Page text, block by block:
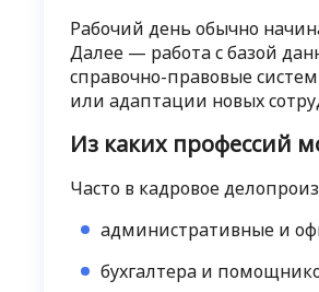
Рабочий день обычно
Далее — работа с базой
справочно-правовые
или адаптации новых
Из каких профессий
Часто в кадровое
административные и
бухгалтера и